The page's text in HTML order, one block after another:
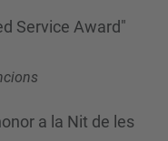
Service Award"
a la Nit de les